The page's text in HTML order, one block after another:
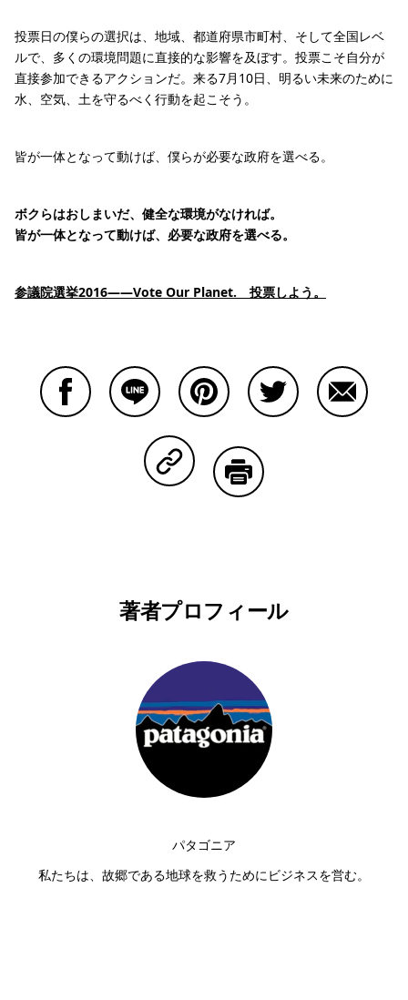
投票日の僕らの選択は、地域、都道府県市町村、そして全国レベ
ルで、多くの環境問題に直接的な影響を及ぼす。投票こそ自分が
直接参加できるアクションだ。来る7月10日、明るい未来のために
水、空気、土を守るべく行動を起こそう。
皆が一体となって動けば、僕らが必要な政府を選べる。
ボクらはおしまいだ、健全な環境がなければ。
皆が一体となって動けば、必要な政府を選べる。
参議院選挙2016――Vote Our Planet. 投票しよう。
Copy Linkで共有する
著者プロフィール
パタゴニア
私たちは、故郷である地球を救うためにビジネスを営む。